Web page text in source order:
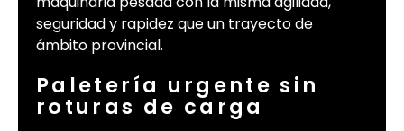
seguridad y rapidez que un trayecto de
ámbito provincial.
Paletería urgente sin
roturas de carga